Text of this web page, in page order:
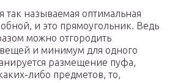
так называемая оптимальная
и это прямоугольник. Ведь
можно отгородить
вещей и минимум для одного
размещение пуфа,
либо предметов, то,